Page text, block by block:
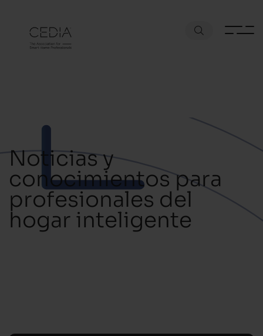
Noticias y
conocimientos para
profesionales del
hogar inteligente